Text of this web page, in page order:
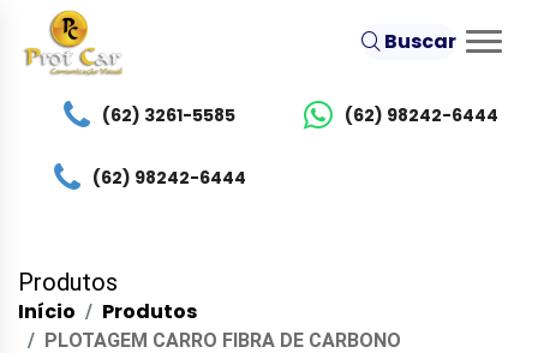
Buscar
(62) 3261-5585 (62) 98242-6444
(62) 98242-6444
Produtos
Início Produtos
PLOTAGEM CARRO FIBRA DE CARBONO